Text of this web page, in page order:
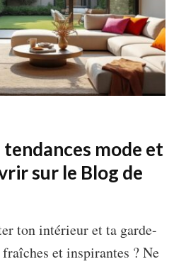
tendances mode et
sur le Blog de
ton intérieur et ta garde-
fraîches et inspirantes ? Ne